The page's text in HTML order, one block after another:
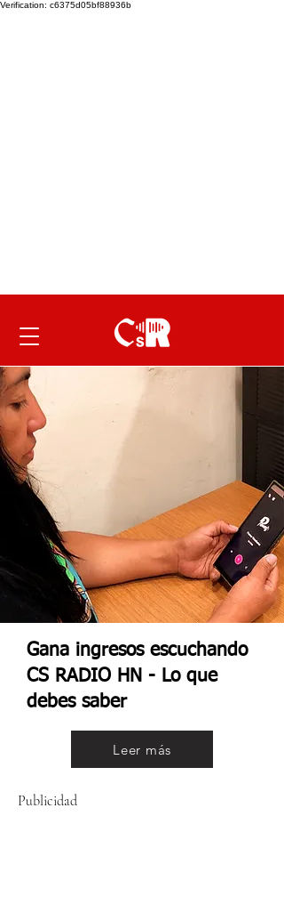
Verification: c6375d05bf88936b
Gana ingresos escuchando
CS RADIO HN - Lo que
debes saber
Leer más
Publicidad